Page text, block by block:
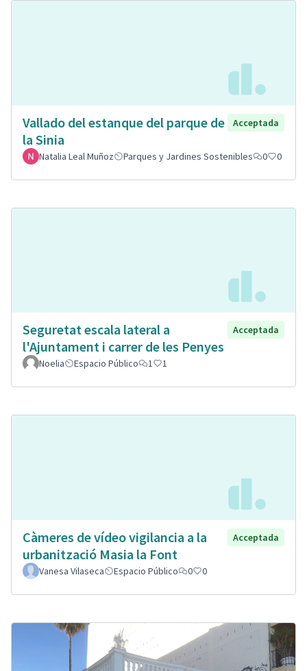
Vallado del estanque del parque de
la Sinia
Acceptada
Natalia Leal Muñoz Parques y Jardines Sostenibles 0 0
Seguretat escala lateral a
l'Ajuntament i carrer de les Penyes
Acceptada
Noelia Espacio Público 1 1
Càmeres de vídeo vigilancia a la
urbanització Masia la Font
Acceptada
Vanesa Vilaseca Espacio Público 0 0